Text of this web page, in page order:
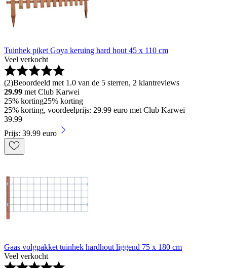
Tuinhek piket Goya keruing hard hout 45 x 110 cm
Veel verkocht
(2)Beoordeeld met 1.0 van de 5 sterren, 2 klantreviews
29.99 met Club Karwei
25% korting25% korting
25% korting, voordeelprijs: 29.99 euro met Club Karwei
39.99
Prijs: 39.99 euro
Gaas volgpakket tuinhek hardhout liggend 75 x 180 cm
Veel verkocht